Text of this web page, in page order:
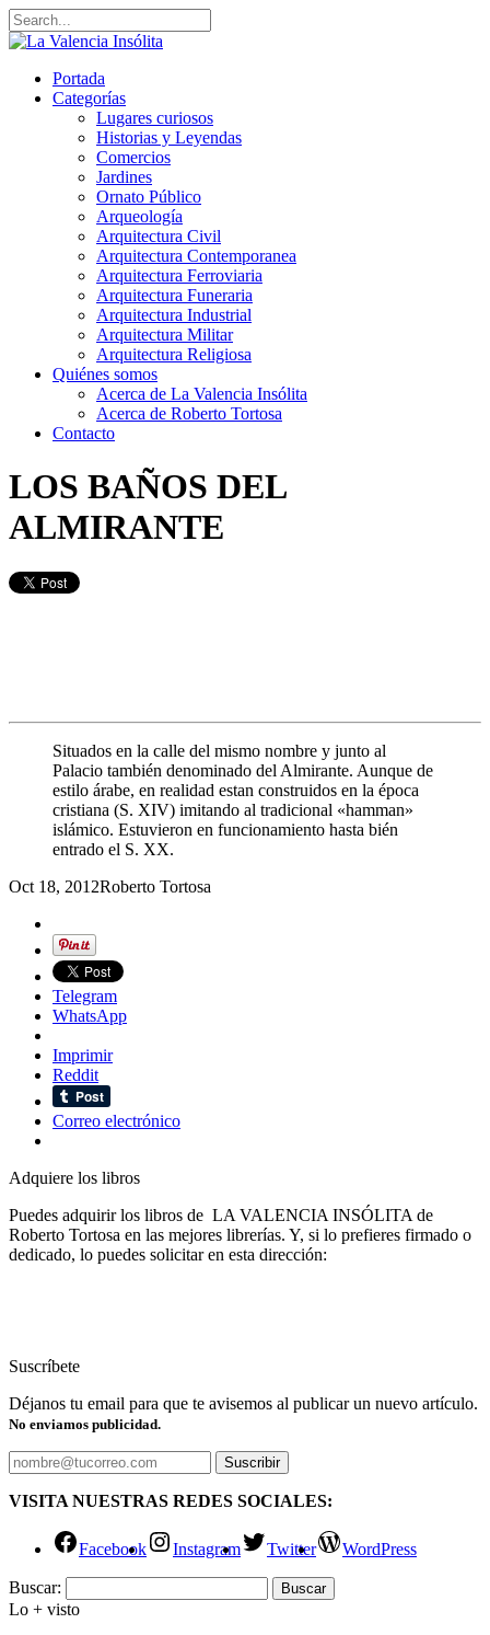
Portada
Categorías
Lugares curiosos
Historias y Leyendas
Comercios
Jardines
Ornato Público
Arqueología
Arquitectura Civil
Arquitectura Contemporanea
Arquitectura Ferroviaria
Arquitectura Funeraria
Arquitectura Industrial
Arquitectura Militar
Arquitectura Religiosa
Quiénes somos
Acerca de La Valencia Insólita
Acerca de Roberto Tortosa
Contacto
LOS BAÑOS DEL
ALMIRANTE
Situados en la calle del mismo nombre y junto al
Palacio también denominado del Almirante. Aunque de
estilo árabe, en realidad estan construidos en la época
cristiana (S. XIV) imitando al tradicional «hamman»
islámico. Estuvieron en funcionamiento hasta bién
entrado el S. XX.
Oct 18, 2012Roberto Tortosa
Telegram
WhatsApp
Imprimir
Reddit
Correo electrónico
Adquiere los libros
Puedes adquirir los libros de LA VALENCIA INSÓLITA de
Roberto Tortosa en las mejores librerías. Y, si lo prefieres firmado o
dedicado, lo puedes solicitar en esta dirección:
Suscríbete
Déjanos tu email para que te avisemos al publicar un nuevo artículo.
No enviamos publicidad.
VISITA NUESTRAS REDES SOCIALES:
Facebook Instagram Twitter WordPress
Buscar:
Lo + visto